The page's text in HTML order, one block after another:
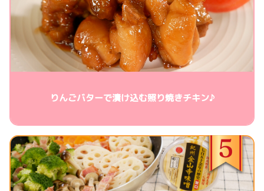
りんごバターで漬け込む照り焼きチキン♪